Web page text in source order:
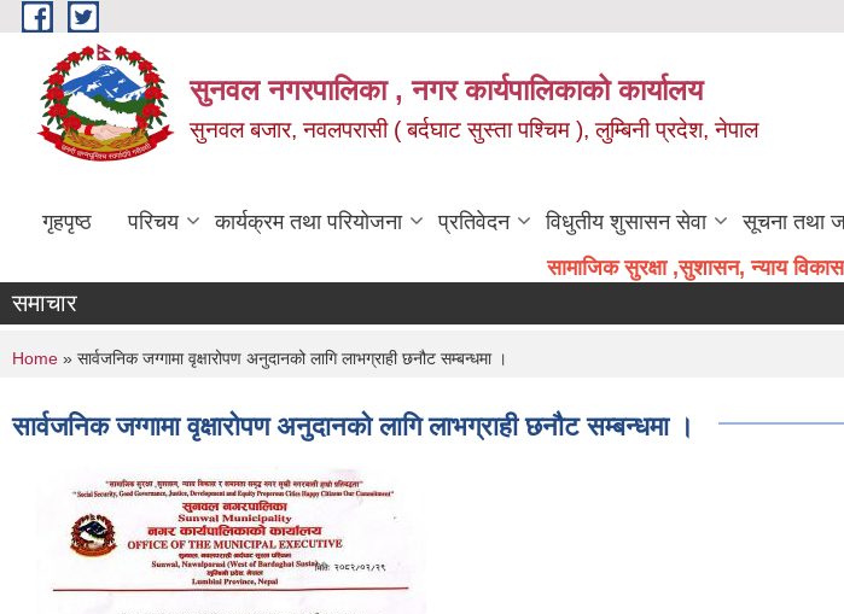
Skip to main content
सुनवल नगरपालिका , नगर कार्यपालिकाको कार्यालय
सुनवल बजार, नवलपरासी ( बर्दघाट सुस्ता पश्चिम ), लुम्बिनी प्रदेश, नेपाल
गृहपृष्ठ परिचय कार्यक्रम तथा परियोजना प्रतिवेदन विधुतीय शुसासन सेवा सूचना तथा
सामाजिक सुरक्षा ,सुशासन, न्याय
समाचार
You are here
Home » सार्वजनिक जग्गामा वृक्षारोपण अनुदानको लागि लाभग्राही छनौट सम्बन्धमा ।
सार्वजनिक जग्गामा वृक्षारोपण अनुदानको लागि लाभग्राही छनौट सम्बन्धमा ।